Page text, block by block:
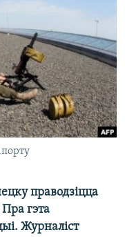
праводзіцца
гэта
Журналіст